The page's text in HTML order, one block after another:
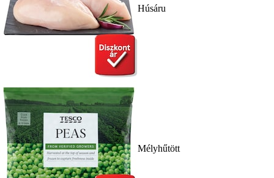
Húsáru
Mélyhűtött